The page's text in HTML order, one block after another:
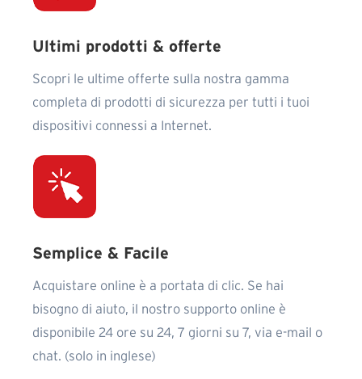
Ultimi prodotti & offerte
Scopri le ultime offerte sulla nostra gamma
completa di prodotti di sicurezza per tutti i tuoi
dispositivi connessi a Internet.
Semplice & Facile
Acquistare online è a portata di clic. Se hai
bisogno di aiuto, il nostro supporto online è
disponibile 24 ore su 24, 7 giorni su 7, via e-mail o
chat. (solo in inglese)